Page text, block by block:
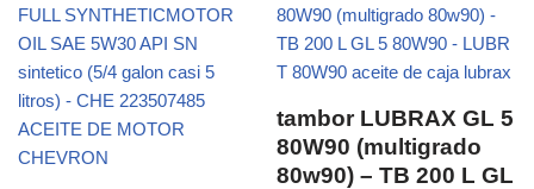
tambor LUBRAX GL 5
80W90 (multigrado
80w90) – TB 200 L GL